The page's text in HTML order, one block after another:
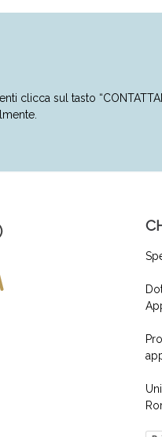
clicca sul tasto